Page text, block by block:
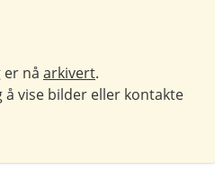
nå arkivert.
vise bilder eller kontakte